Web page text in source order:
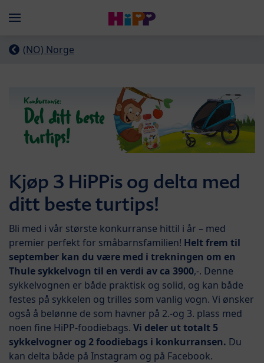
Menü
(NO) Norge
Kjøp 3 HiPPis og delta med
ditt beste turtips!
Bli med i vår største konkurranse hittil i år – med
premier perfekt for småbarnsfamilien! Helt frem til
september kan du være med i trekningen om en
Thule sykkelvogn til en verdi av ca 3900,-. Denne
sykkelvognen er både praktisk og solid, og kan både
festes på sykkelen og trilles som vanlig vogn. Vi ønsker
også å belønne de som havner på 2.-og 3. plass med
noen fine HiPP-foodiebags. Vi deler ut totalt 5
sykkelvogner og 2 foodiebags i konkurransen. Du
kan delta både på Instagram og på Facebook.